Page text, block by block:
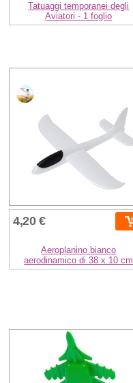
Tatuaggi temporanei degli
Aviatori - 1 foglio
4,20 €
Aeroplanino bianco
aerodinamico di 38 x 10 cm